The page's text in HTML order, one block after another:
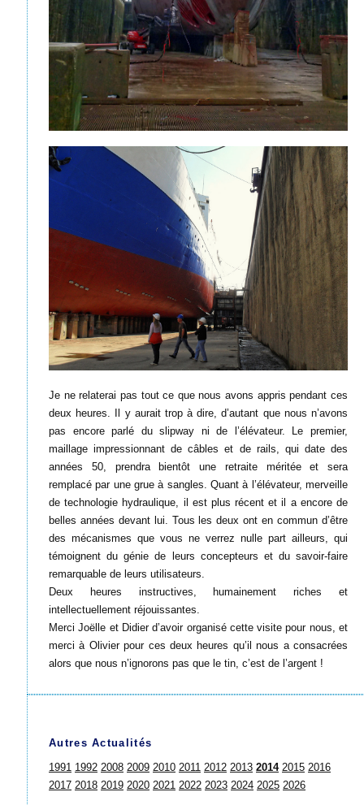
Je ne relaterai pas tout ce que nous avons appris pendant ces
deux heures. Il y aurait trop à dire, d’autant que nous n’avons
pas encore parlé du slipway ni de l’élévateur. Le premier,
maillage impressionnant de câbles et de rails, qui date des
années 50, prendra bientôt une retraite méritée et sera
remplacé par une grue à sangles. Quant à l’élévateur, merveille
de technologie hydraulique, il est plus récent et il a encore de
belles années devant lui. Tous les deux ont en commun d’être
des mécanismes que vous ne verrez nulle part ailleurs, qui
témoignent du génie de leurs concepteurs et du savoir-faire
remarquable de leurs utilisateurs.
Deux heures instructives, humainement riches et
intellectuellement réjouissantes.
Merci Joëlle et Didier d’avoir organisé cette visite pour nous, et
merci à Olivier pour ces deux heures qu’il nous a consacrées
alors que nous n’ignorons pas que le tin, c’est de l’argent !
Autres Actualités
1991 1992 2008 2009 2010 2011 2012 2013 2014 2015 2016
2017 2018 2019 2020 2021 2022 2023 2024 2025 2026